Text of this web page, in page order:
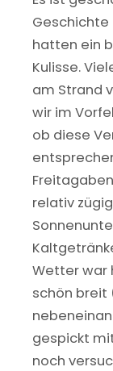
hatten ein
Kulisse.
am Strand
wir im
ob diese
relativ
Wetter war
schön breit
gespickt
noch